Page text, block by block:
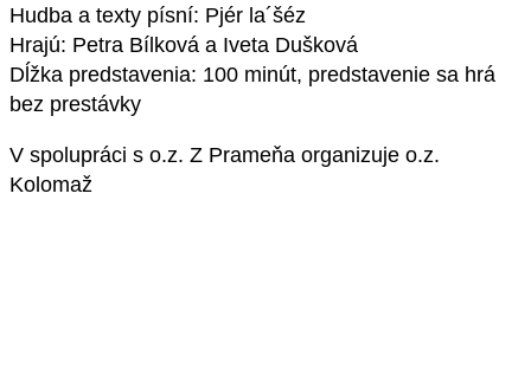
Hudba a texty písní: Pjér la´šéz
Hrajú: Petra Bílková a Iveta Dušková
Dĺžka predstavenia: 100 minút, predstavenie sa hrá
bez prestávky
V spolupráci s o.z. Z Prameňa organizuje o.z.
Kolomaž